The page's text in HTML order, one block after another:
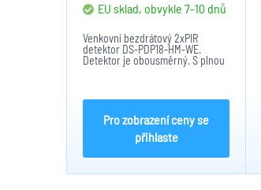
EU sklad, obvykle 7-10 dnů
Venkovní bezdrátový 2xPIR
detektor DS-PDP18-HM-WE.
Detektor je obousměrný. S plnou
detekcí pohybu. Pomocí aplikace
detektor nastavit a snadná...
Pro zobrazení ceny se
přihlaste